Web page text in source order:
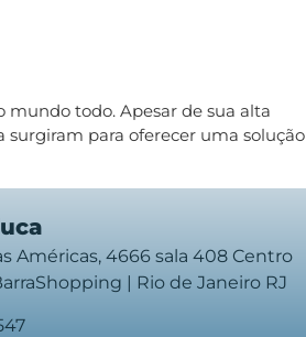
mundo todo. Apesar de sua alta
surgiram para oferecer uma solução
Américas, 4666 sala 408 Centro
| Rio de Janeiro RJ